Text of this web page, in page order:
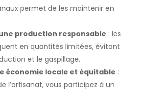
permet de les maintenir en
production responsable : les
en quantités limitées, évitant
et le gaspillage.
économie locale et équitable :
l’artisanat, vous participez à un